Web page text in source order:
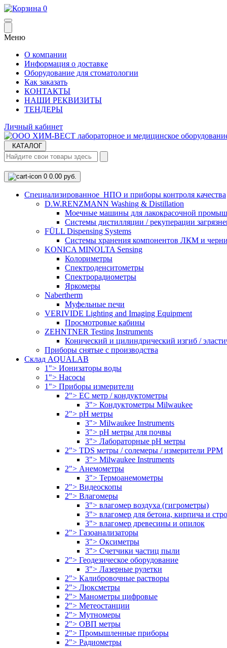
0
Меню
О компании
Информация о доставке
Оборудование для стоматологии
Как заказать
КОНТАКТЫ
НАШИ РЕКВИЗИТЫ
ТЕНДЕРЫ
Личный кабинет
КАТАЛОГ
0 0.00 руб.
Cпециализированное НПО и приборы контроля качества
D.W.RENZMANN Washing & Distillation
Моечные машины для лакокрасочной
Системы дистилляции / рекуперации
FÜLL Dispensing Systems
Системы хранения компонентов ЛКМ и
KONICA MINOLTA Sensing
Колориметры
Спектроденситометры
Спектрорадиометры
Яркомеры
Nabertherm
Муфельные печи
VERIVIDE Lighting and Imaging Equipment
Просмотровые кабины
ZEHNTNER Testing Instruments
Конический и цилиндрический изгиб /
Приборы снятые с производства
Склад AQUALAB
1"> Ионизаторы воды
1"> Насосы
1"> Приборы измерители
2"> EC метр / кондуктометры
3"> Кондуктометры Milwaukee
2"> pH метры
3"> Milwaukee Instruments
3"> pH метры для почвы
3"> Лабораторные pH метры
2"> TDS метры / солемеры / измерители PPM
3"> Milwaukee Instruments
2"> Анемометры
3"> Термоанемометры
2"> Видеоскопы
2"> Влагомеры
3"> влагомер воздуха (гигрометры)
3"> влагомер для бетона, кирпича и
3"> влагомер древесины и опилок
2"> Газоанализаторы
3"> Оксиметры
3"> Счетчики частиц пыли
2"> Геодезическое оборудование
3"> Лазерные рулетки
2"> Калибровочные растворы
2"> Люксметры
2"> Манометры цифровые
2"> Метеостанции
2"> Мутномеры
2"> ОВП метры
2"> Промышленные приборы
2"> Радиометры